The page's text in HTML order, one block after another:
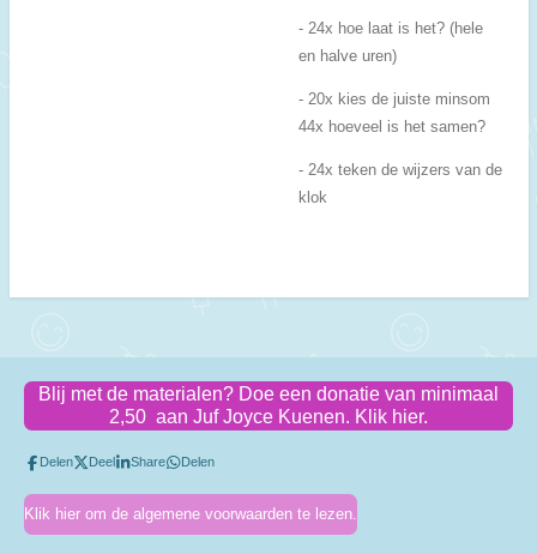
- 24x hoe laat is het? (hele
en halve uren)
- 20x kies de juiste minsom
44x hoeveel is het samen?
- 24x teken de wijzers van de
klok
Blij met de materialen? Doe een donatie van minimaal
2,50 aan Juf Joyce Kuenen. Klik hier.
Delen Deel Share Delen
Klik hier om de algemene voorwaarden te lezen.